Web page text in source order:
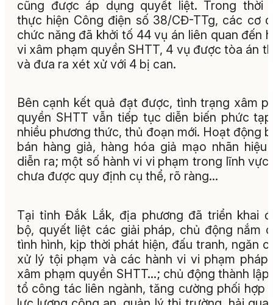
cũng được áp dụng quyết liệt. Trong thời
thực hiện Công điện số 38/CĐ-TTg, các cơ
chức năng đã khởi tố 44 vụ án liên quan đến
vi xâm phạm quyền SHTT, 4 vụ được tòa án
và đưa ra xét xử với 4 bị can.
Bên cạnh kết quả đạt được, tình trạng xâm
quyền SHTT vẫn tiếp tục diễn biến phức
nhiều phương thức, thủ đoạn mới. Hoạt động
bán hàng giả, hàng hóa giả mạo nhãn hiệu
diễn ra; một số hành vi vi phạm trong lĩnh vực
chưa được quy định cụ thể, rõ ràng…
Tại tỉnh Đắk Lắk, địa phương đã triển khai
bộ, quyết liệt các giải pháp, chủ động nắm
tình hình, kịp thời phát hiện, đấu tranh, ngăn
xử lý tội phạm và các hành vi vi phạm pháp
xâm phạm quyền SHTT…; chủ động thành lập
tổ công tác liên ngành, tăng cường phối hợp